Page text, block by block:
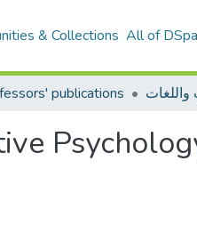
& Collections All of
publications